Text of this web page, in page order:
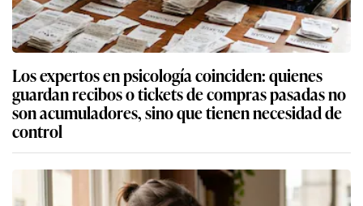
Los expertos en psicología coinciden: quienes
guardan recibos o tickets de compras pasadas no
son acumuladores, sino que tienen necesidad de
control